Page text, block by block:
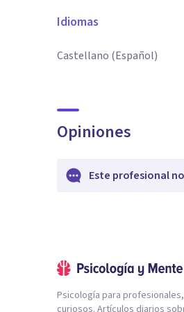
Idiomas
Castellano (Español)
Opiniones
Este profesional
Psicología para
curiosos. Artículos diarios